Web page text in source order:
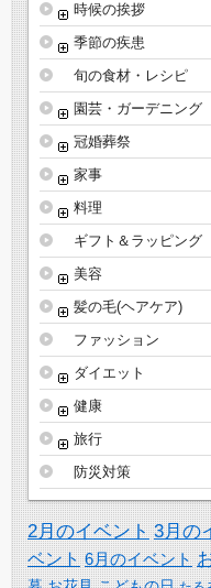
時候の挨拶
季節の疾患
旬の食材・レシピ
園芸・ガーデニング
冠婚葬祭
家事
料理
ギフト＆ラッピング
美容
髪の毛(ヘアケア)
ファッション
ダイエット
健康
旅行
防災対策
2月のイベント 3月の
ベント 6月のイベント